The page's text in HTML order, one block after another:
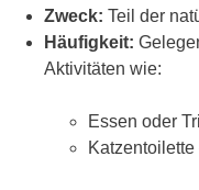
Zweck: Teil der
Häufigkeit:
Aktivitäten wie:
Essen oder